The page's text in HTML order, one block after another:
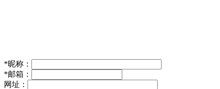
*昵称：
*邮箱：
网址：